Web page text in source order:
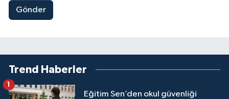
Gönder
Trend Haberler
Eğitim Sen’den okul güvenliği
1